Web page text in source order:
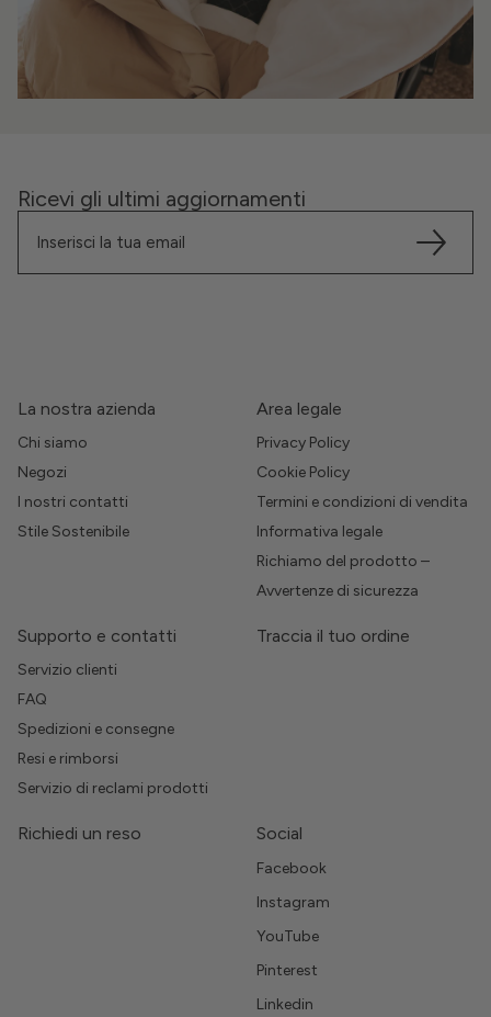
Ricevi gli ultimi aggiornamenti
La nostra azienda
Chi siamo
Negozi
I nostri contatti
Stile Sostenibile
Area legale
Privacy Policy
Cookie Policy
Termini e condizioni di vendita
Informativa legale
Richiamo del prodotto –
Avvertenze di sicurezza
Supporto e contatti
Servizio clienti
FAQ
Spedizioni e consegne
Resi e rimborsi
Servizio di reclami prodotti
Traccia il tuo ordine
Richiedi un reso Social
Facebook
Instagram
YouTube
Pinterest
Linkedin